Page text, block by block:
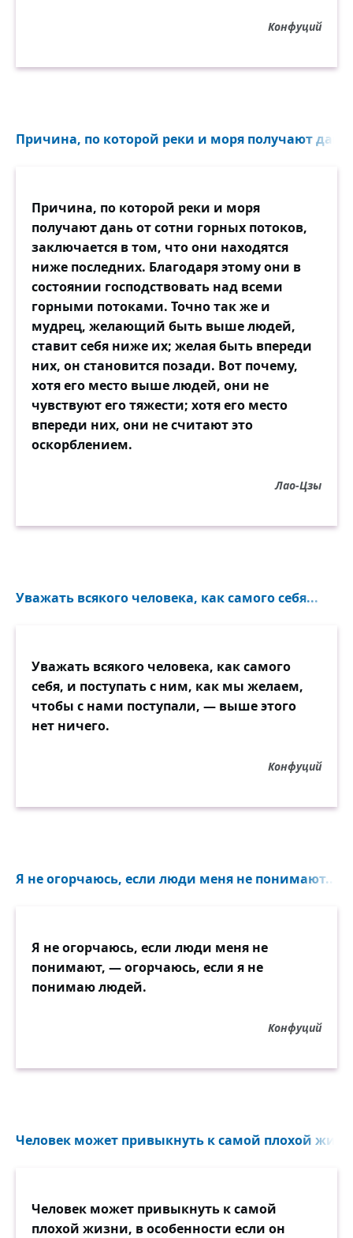
Конфуций
Причина, по которой реки и моря получают
Причина, по которой реки и моря
получают дань от сотни горных потоков,
заключается в том, что они находятся
ниже последних. Благодаря этому они в
состоянии господствовать над всеми
горными потоками. Точно так же и
мудрец, желающий быть выше людей,
ставит себя ниже их; желая быть впереди
них, он становится позади. Вот почему,
хотя его место выше людей, они не
чувствуют его тяжести; хотя его место
впереди них, они не считают это
оскорблением.
Лао-Цзы
Уважать всякого человека, как самого себя...
Уважать всякого человека, как самого
себя, и поступать с ним, как мы желаем,
чтобы с нами поступали, — выше этого
нет ничего.
Конфуций
Я не огорчаюсь, если люди меня не понимают...
Я не огорчаюсь, если люди меня не
понимают, — огорчаюсь, если я не
понимаю людей.
Конфуций
Человек может привыкнуть к самой плохой
Человек может привыкнуть к самой
плохой жизни, в особенности если он